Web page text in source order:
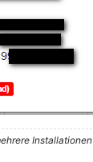
Installationen